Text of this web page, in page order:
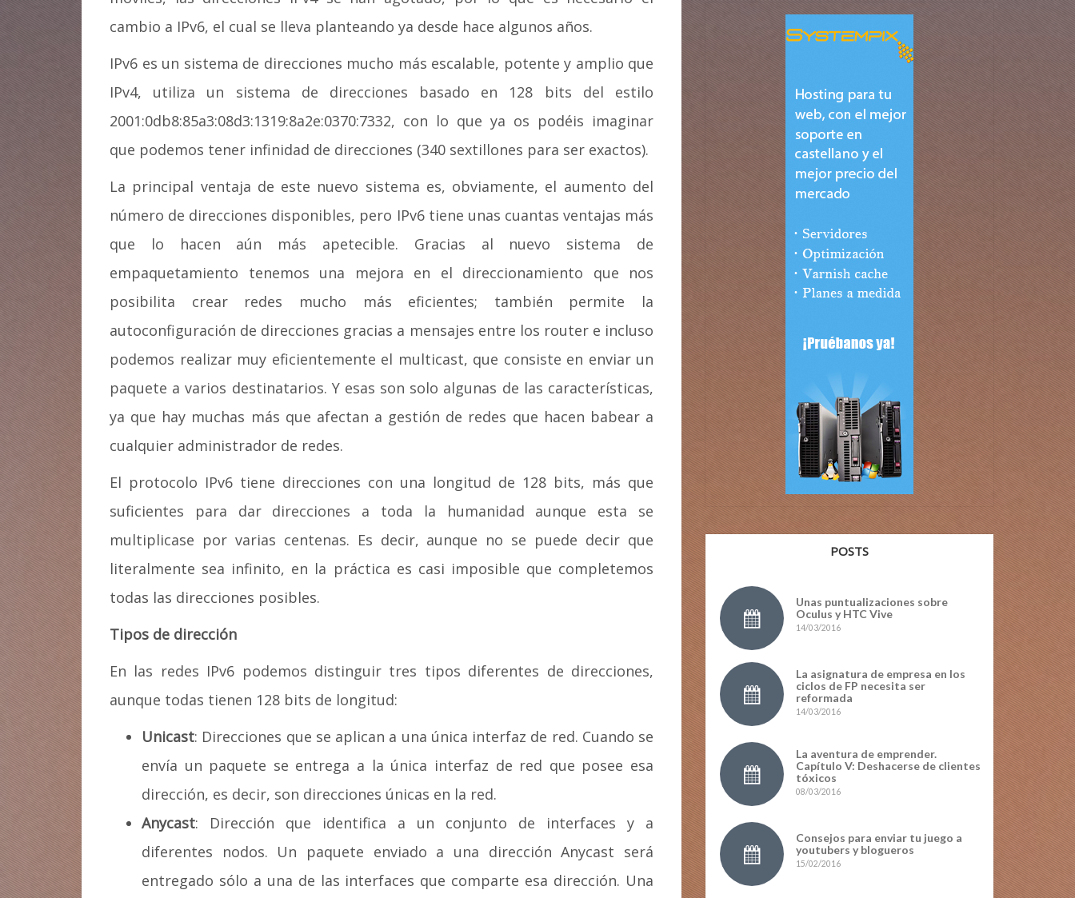
cambio a IPv6, el cual se lleva planteando ya desde hace algunos años.
IPv6 es un sistema de direcciones mucho más escalable, potente y amplio que
IPv4, utiliza un sistema de direcciones basado en 128 bits del estilo
2001:0db8:85a3:08d3:1319:8a2e:0370:7332, con lo que ya os podéis imaginar
que podemos tener infinidad de direcciones (340 sextillones para ser exactos).
La principal ventaja de este nuevo sistema es, obviamente, el aumento del
número de direcciones disponibles, pero IPv6 tiene unas cuantas ventajas más
que lo hacen aún más apetecible. Gracias al nuevo sistema de
empaquetamiento tenemos una mejora en el direccionamiento que nos
posibilita crear redes mucho más eficientes; también permite la
autoconfiguración de direcciones gracias a mensajes entre los router e incluso
podemos realizar muy eficientemente el multicast, que consiste en enviar un
paquete a varios destinatarios. Y esas son solo algunas de las características,
ya que hay muchas más que afectan a gestión de redes que hacen babear a
cualquier administrador de redes.
El protocolo IPv6 tiene direcciones con una longitud de 128 bits, más que
suficientes para dar direcciones a toda la humanidad aunque esta se
multiplicase por varias centenas. Es decir, aunque no se puede decir que
literalmente sea infinito, en la práctica es casi imposible que completemos
todas las direcciones posibles.
Tipos de dirección
En las redes IPv6 podemos distinguir tres tipos diferentes de direcciones,
aunque todas tienen 128 bits de longitud:
Unicast: Direcciones que se aplican a una única interfaz de red. Cuando se
envía un paquete se entrega a la única interfaz de red que posee esa
dirección, es decir, son direcciones únicas en la red.
Anycast: Dirección que identifica a un conjunto de interfaces y a
diferentes nodos. Un paquete enviado a una dirección Anycast será
entregado sólo a una de las interfaces que comparte esa dirección. Una
POSTS
Unas puntualizaciones sobre
Oculus y HTC Vive
14/03/2016
La asignatura de empresa en los
ciclos de FP necesita ser
reformada
14/03/2016
La aventura de emprender.
Capítulo V: Deshacerse de clientes
tóxicos
08/03/2016
Consejos para enviar tu juego a
youtubers y blogueros
15/02/2016